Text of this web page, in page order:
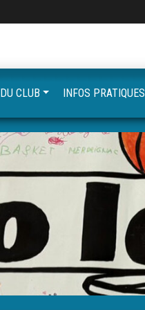
CLUB INFOS PRATIQUES